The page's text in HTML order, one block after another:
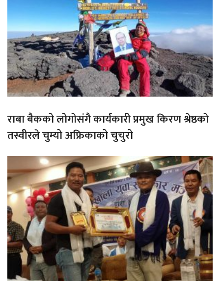
राबा बैकको लोगोसंगै कार्यकारी प्रमुख किरण श्रेष्ठको
तस्वीरले चुम्यो अफ्रिकाको चुचुरो